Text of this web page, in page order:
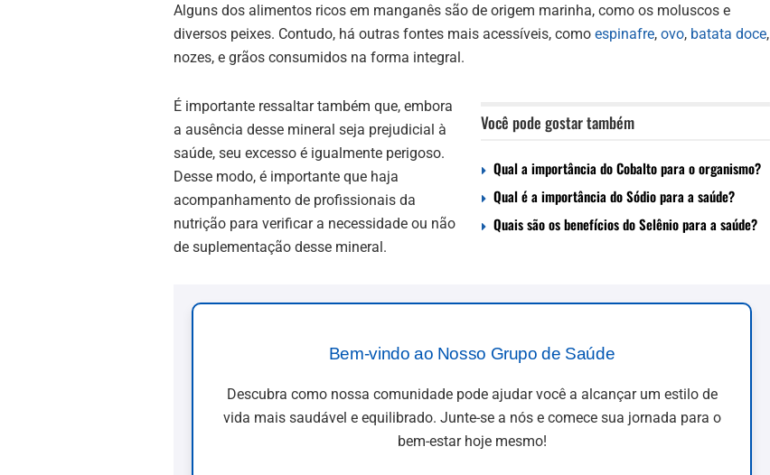
Alguns dos alimentos ricos em manganês são de origem marinha, como os moluscos e
diversos peixes. Contudo, há outras fontes mais acessíveis, como espinafre, ovo, batata doce,
nozes, e grãos consumidos na forma integral.
Você pode gostar também
Qual a importância do Cobalto para o organismo?
Qual é a importância do Sódio para a saúde?
Quais são os benefícios do Selênio para a saúde?
É importante ressaltar também que, embora
a ausência desse mineral seja prejudicial à
saúde, seu excesso é igualmente perigoso.
Desse modo, é importante que haja
acompanhamento de profissionais da
nutrição para verificar a necessidade ou não
de suplementação desse mineral.
Bem-vindo ao Nosso Grupo de Saúde
Descubra como nossa comunidade pode ajudar você a alcançar um estilo de
vida mais saudável e equilibrado. Junte-se a nós e comece sua jornada para o
bem-estar hoje mesmo!